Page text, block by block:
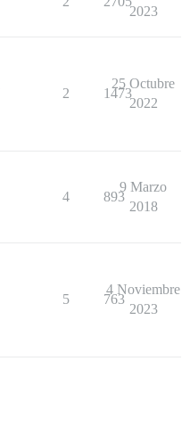
2023
2 1473
25 Octubre
2022
4 893
9 Marzo
2018
5 763
4 Noviembre
2023